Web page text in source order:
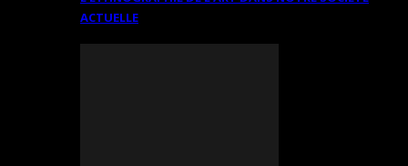
ACTUELLE